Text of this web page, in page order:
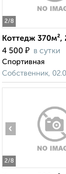
2/8
Коттедж 370м²,
4 500 ₽ в сутки
Спортивная
Собственник,
2/8
‹